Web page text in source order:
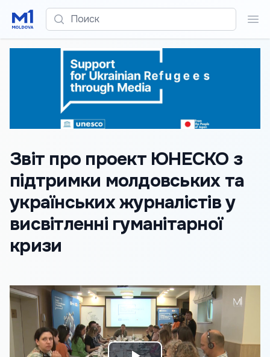
Поиск
Звіт про проект ЮНЕСКО з
підтримки молдовських та
українських журналістів у
висвітленні гуманітарної
кризи